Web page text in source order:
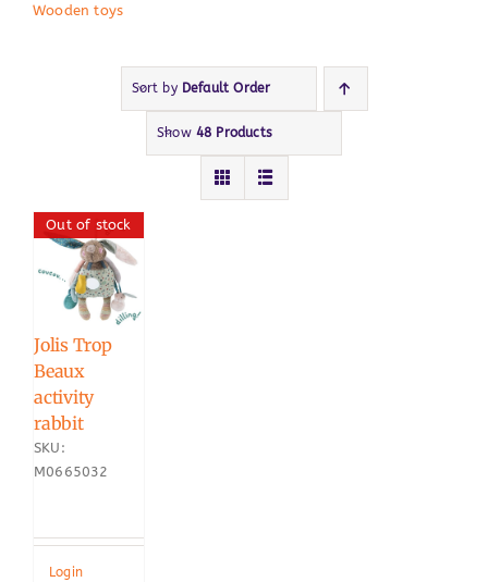
Wooden toys
Sort by Default Order
Show 48 Products
Out of stock
Jolis Trop
Beaux
activity
rabbit
SKU:
M0665032
Login